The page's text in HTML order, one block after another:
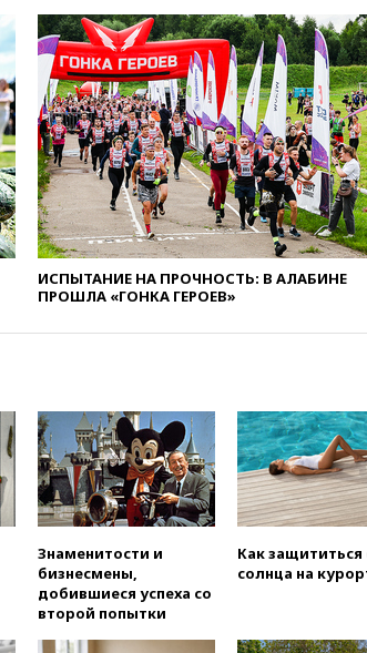
внесен законопроект об
отмене ЕГЭ
вчера, 19:50Аэропорты
Ярославля
работу
вчера, 19:35WP: Трамп
призвал доноров-
республиканцев
Вэнса на выборах 2028
вчера, 19:20Число
в РФ превысило
2022 года
аэропорт Геленджика
званий добровольцам
вчера, 18:50Euractiv:
Финляндии приходит в
без российских туристов
вчера, 18:35В
аэропорту Геленджика
введены ограничения
«Яблока»
ИСПЫТАНИЕ НА ПРОЧНОСТЬ: В АЛАБИНЕ
ПРОШЛА «ГОНКА ГЕРОЕВ»
Знаменитости и
бизнесмены,
добившиеся успеха со
второй попытки
Как защититься
солнца на